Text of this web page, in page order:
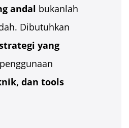
andal bukanlah
Dibutuhkan
yang
dan tools